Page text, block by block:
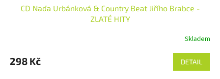
CD Naďa Urbánková & Country Beat Jiřího Brabce -
ZLATÉ HITY
Skladem
298 Kč DETAIL